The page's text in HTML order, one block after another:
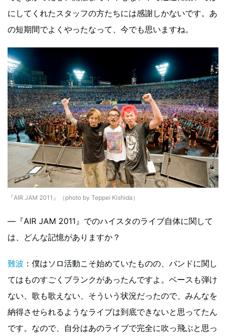
にしてくれたスタッフの方たちには感謝しかないです。あ
の短期間でよくやったなって、今でも思いますね。
『AIR JAM 2011』（photo by Teppei Kishida）
―『AIR JAM 2011』でのハイスタのライブ自体に関して
は、どんな記憶がありますか？
難波 ：僕はソロ活動こそ始めていたものの、バンドに関し
てはものすごくブランクがあったんですよ。ベースも弾け
ない、歌も歌えない、そういう状況だったので、みんなを
納得させられるようなライブは到底できないと思ってたん
です。なので、自分はあのライブで完全に吹っ飛ぶと思っ